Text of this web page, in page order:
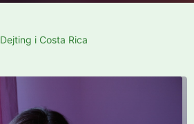
Dejting i Costa Rica